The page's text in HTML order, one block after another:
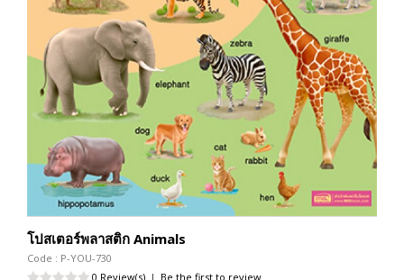
โปสเตอร์พลาสติก Animals
Code : P-YOU-730
0 Review(s) | Be the first to review